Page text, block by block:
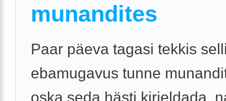
munandites
Paar päeva tagasi tekkis
ebamugavus tunne
oska seda hästi kirjeldada,